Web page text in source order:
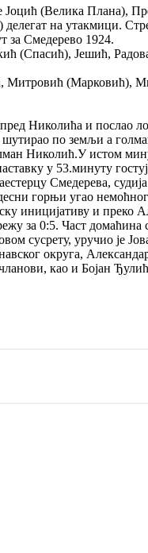
Јоцић (Велика Плана),
на утакмици.
за Смедерево 1924.
(Спасић), Јешић,
(Марковић),
Николића и послао
шутирао по земљи а
Николић.У истом
у 53.минуту
Смедерева,
горњи угао
иницијативу и преко
за 0:5. Част
сусрету, уручио је
округа,
као и Бојан